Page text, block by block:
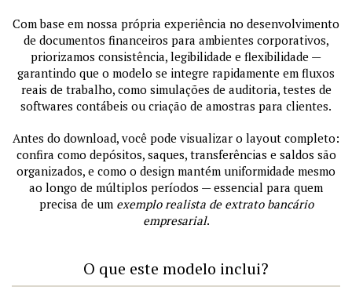
Com base em nossa própria experiência no desenvolvimento
de documentos financeiros para ambientes corporativos,
priorizamos consistência, legibilidade e flexibilidade —
garantindo que o modelo se integre rapidamente em fluxos
reais de trabalho, como simulações de auditoria, testes de
softwares contábeis ou criação de amostras para clientes.
Antes do download, você pode visualizar o layout completo:
confira como depósitos, saques, transferências e saldos são
organizados, e como o design mantém uniformidade mesmo
ao longo de múltiplos períodos — essencial para quem
precisa de um exemplo realista de extrato bancário
empresarial.
O que este modelo inclui?